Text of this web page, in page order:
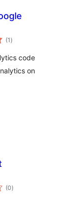
(1 कुल
रेटिङ्गहरू
)
code
on
(0कुल
रेटिङ्गहरू
)